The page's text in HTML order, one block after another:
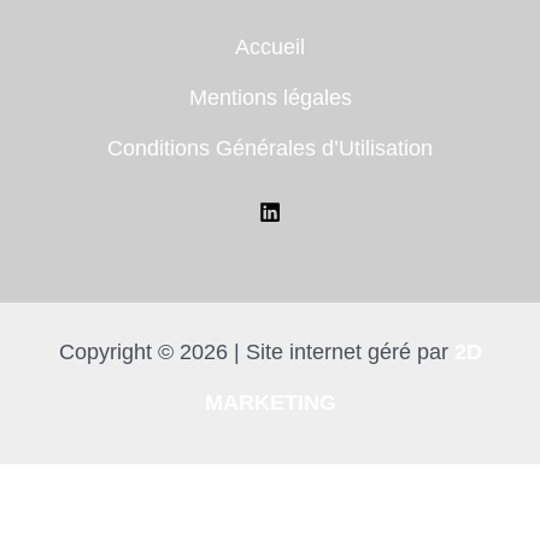
Accueil
Mentions légales
Conditions Générales d’Utilisation
Copyright © 2026 | Site internet géré par2D